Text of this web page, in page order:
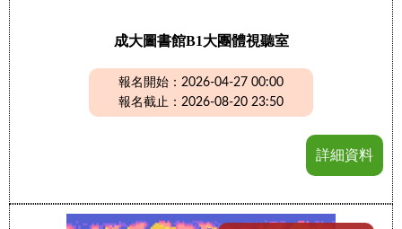
成大圖書館B1大團體視聽室
報名開始：2026-04-27 00:00
報名截止：2026-08-20 23:50
詳細資料